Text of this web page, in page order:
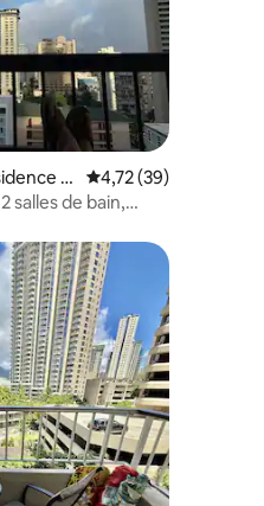
commentaires : 4,82 sur 5
⋅
Évaluation moyenne
4,72 (39)
salles de bain,